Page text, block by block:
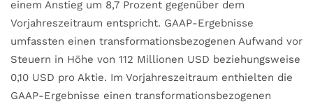
einem Anstieg um 8,7 Prozent gegenüber dem
Vorjahreszeitraum entspricht. GAAP-Ergebnisse
umfassten einen transformationsbezogenen Aufwand vor
Steuern in Höhe von 112 Millionen USD beziehungsweise
0,10 USD pro Aktie. Im Vorjahres­zeitraum enthielten die
GAAP-Ergebnisse einen transformationsbezogenen